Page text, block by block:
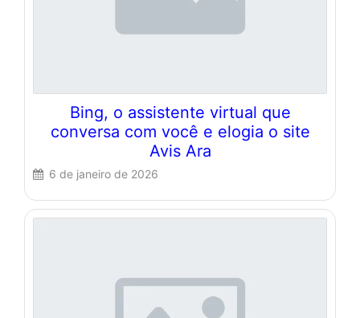
Bing, o assistente virtual que
conversa com você e elogia o site
Avis Ara
6 de janeiro de 2026